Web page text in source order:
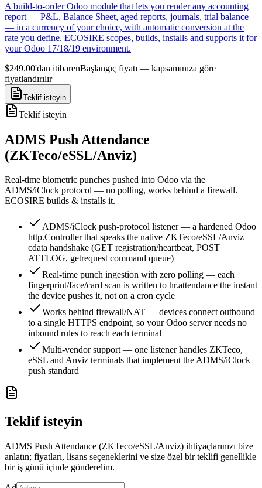
A build-to-order Odoo module that lets you render any accounting
report — P&L, Balance Sheet, aged reports, journals, trial balance
— in a currency of your choice, with automatic conversion at the
rate you define. ECOSIRE scopes, builds, installs and supports it for
your Odoo 17/18/19 environment.
$249.00'dan itibarenBaşlangıç fiyatı — kapsamınıza göre
fiyatlandırılır
Teklif isteyin
Teklif isteyin
ADMS Push Attendance
(ZKTeco/eSSL/Anviz)
Real-time biometric punches pushed into Odoo via the
ADMS/iClock protocol — no polling, works behind a firewall.
ECOSIRE builds & installs it.
ADMS/iClock push-protocol listener — a hardened Odoo
http.Controller that speaks the native ZKTeco/eSSL/Anviz
cdata handshake (GET registration/heartbeat, POST
ATTLOG, getrequest command queue)
Real-time punch ingestion with zero polling — each
fingerprint/face/card scan is written to hr.attendance the instant
the device pushes it, not on a cron cycle
Works behind firewall/NAT — devices connect outbound
to a single HTTPS endpoint, so your Odoo server needs no
inbound rules to reach each terminal
Multi-vendor support — one listener handles ZKTeco,
eSSL and Anviz terminals that implement the ADMS/iClock
push standard
Teklif isteyin
ADMS Push Attendance (ZKTeco/eSSL/Anviz) ihtiyaçlarınızı bize
anlatın; fiyatları, lisans seçeneklerini ve size özel bir teklifi genellikle
bir iş günü içinde gönderelim.